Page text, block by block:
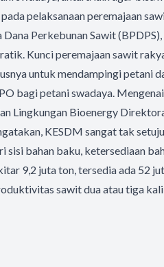
pelaksanaan peremajaan
Perkebunan Sawit
Kunci peremajaan sawit
untuk mendampingi petani
bagi petani swadaya.
Lingkungan Bioenergy
KESDM sangat tak
sisi bahan baku, ketersediaan
9,2 juta ton, tersedia ada 52
sawit dua atau tiga